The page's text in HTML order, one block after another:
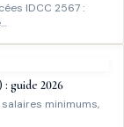
IDCC 2567 :
guide 2026
minimums,